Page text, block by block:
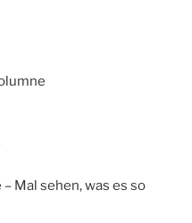
Mal sehen, was es so